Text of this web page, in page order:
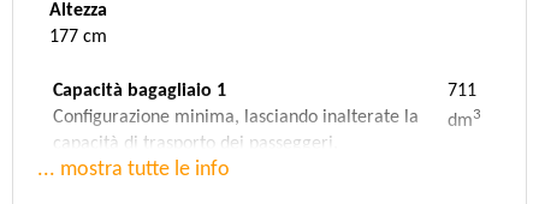
Altezza
177 cm
Capacità bagagliaio 1
Configurazione minima, lasciando inalterate la
capacità di trasporto dei passeggeri.
711
dm3
Capacità bagagliaio 2
... mostra tutte le info